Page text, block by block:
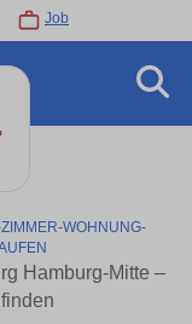
Job
WOHNUNG-
Hamburg-Mitte –